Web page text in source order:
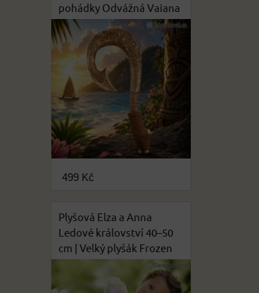
pohádky Odvážná Vaiana
499 Kč
Plyšová Elza a Anna
Ledové království 40–50
cm | Velký plyšák Frozen